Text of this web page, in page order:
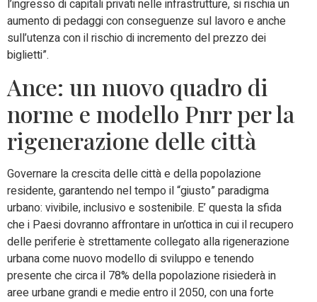
l’ingresso di capitali privati nelle infrastrutture, si rischia un
aumento di pedaggi con conseguenze sul lavoro e anche
sull’utenza con il rischio di incremento del prezzo dei
biglietti”.
Ance: un nuovo quadro di
norme e modello Pnrr per la
rigenerazione delle città
Governare la crescita delle città e della popolazione
residente, garantendo nel tempo il “giusto” paradigma
urbano: vivibile, inclusivo e sostenibile. E’ questa la sfida
che i Paesi dovranno affrontare in un’ottica in cui il recupero
delle periferie è strettamente collegato alla rigenerazione
urbana come nuovo modello di sviluppo e tenendo
presente che circa il 78% della popolazione risiederà in
aree urbane grandi e medie entro il 2050, con una forte